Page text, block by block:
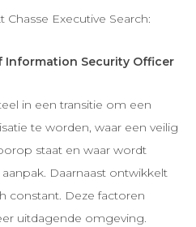
Executive Search:
Information Security Officer
in een transitie om een
te worden, waar een veilig
staat en waar wordt
Daarnaast ontwikkelt
constant. Deze factoren
uitdagende omgeving.